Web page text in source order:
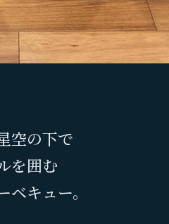
空の下で
を囲む
ベキュー。